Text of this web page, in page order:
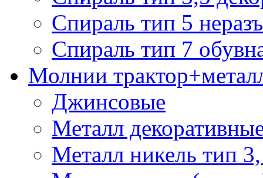
Спираль тип 5
Спираль тип 7
Молнии
Джинсовые
Металл
Металл никель тип